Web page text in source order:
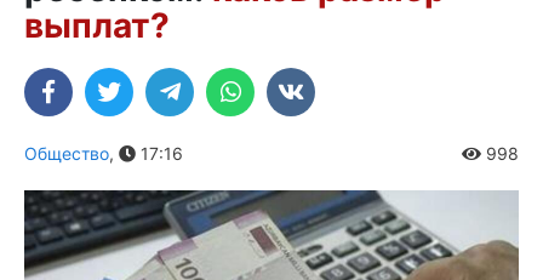
выплат?
Общество, 17:16 998